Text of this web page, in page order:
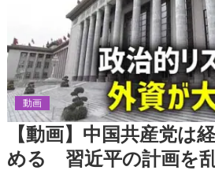
動画
【動画】中国共産党は
める 習近平の計画を